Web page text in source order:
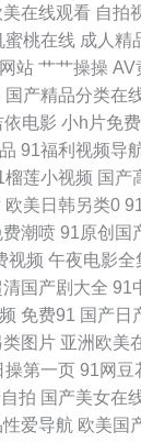
在线观看 自拍
蜜桃在线 成人精
站 艹艹操操 AV
国产精品分类在
电影 小h片免费
91福利视频导
榴莲小视频 国产
欧美日韩另类0
费潮喷 91原创国
视频 午夜电影全
清国产剧大全 91
免费91 国产日
图片 亚洲欧美
操第一页 91网豆
拍 国产美女在
爱导航 欧美国